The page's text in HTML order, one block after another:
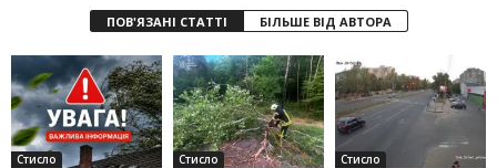
ПОВ'ЯЗАНІ СТАТТІ БІЛЬШЕ ВІД АВТОРА
Стисло Стисло Стисло